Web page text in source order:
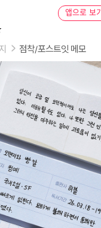
앱으로 보기
점착/포스트잇 메모